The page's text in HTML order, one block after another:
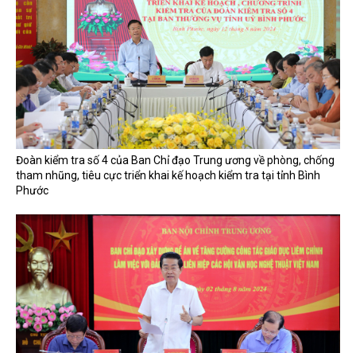
Đoàn kiểm tra số 4 của Ban Chỉ đạo Trung ương về phòng, chống
tham nhũng, tiêu cực triển khai kế hoạch kiểm tra tại tỉnh Bình
Phước